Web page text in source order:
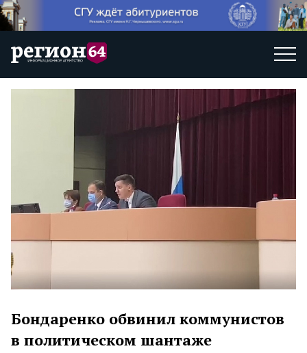
Бондаренко обвинил коммунистов
в политическом шантаже